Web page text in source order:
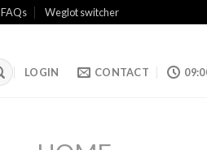
FAQs Weglot switcher
LOGIN CONTACT